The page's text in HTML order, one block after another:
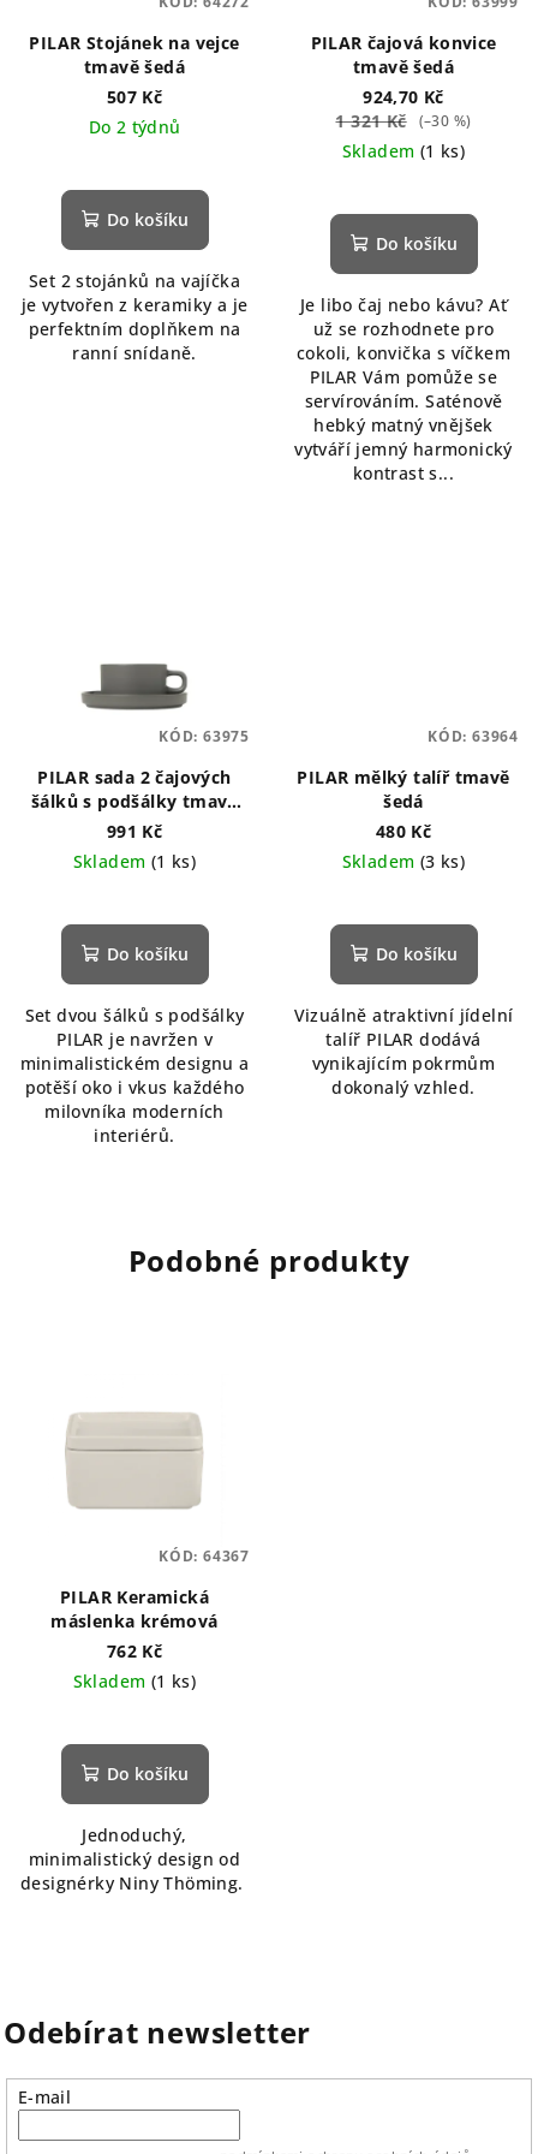
PILAR Stojánek na vejce
tmavě šedá
507 Kč
Do 2 týdnů
Do košíku
Set 2 stojánků na vajíčka
je vytvořen z keramiky a je
perfektním doplňkem na
ranní snídaně.
PILAR čajová konvice
tmavě šedá
924,70 Kč
1 321 Kč
(–30 %)
Skladem (1 ks)
Do košíku
Je libo čaj nebo kávu? Ať
už se rozhodnete pro
cokoli, konvička s víčkem
PILAR Vám pomůže se
servírováním. Saténově
hebký matný vnějšek
vytváří jemný harmonický
kontrast s...
PILAR sada 2 čajových
šálků s podšálky tmavě
šedá
991 Kč
Skladem (1 ks)
Do košíku
Set dvou šálků s podšálky
PILAR je navržen v
minimalistickém designu a
potěší oko i vkus každého
milovníka moderních
interiérů.
KÓD: 63975
PILAR mělký talíř tmavě
šedá
480 Kč
Skladem (3 ks)
Do košíku
Vizuálně atraktivní jídelní
talíř PILAR dodává
vynikajícím pokrmům
dokonalý vzhled.
KÓD: 63964
Podobné produkty
PILAR Keramická
máslenka krémová
762 Kč
Skladem (1 ks)
Do košíku
Jednoduchý,
minimalistický design od
designérky Niny Thöming.
KÓD: 64367
Odebírat newsletter
E-mail